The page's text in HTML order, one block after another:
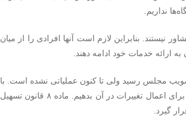
نداریم.
بنابراین لازم است آنها افرادی را از میان
ارائه خدمات خود ادامه دهند.
قانون تسهیل ازدواج جوانان گفت:‌ این قانون در سال ۸۴ به تصویب مجلس رسید ولی تا کنون عملیاتی نشده است. با
توجه به گذشت ۱۰ سال از تصویب این قانون ما می‌توانیم پیشنهادات لازم را برای اعمال تغییرات در آن بدهیم. ماده ۸ قانون تسهیل
گیرد.